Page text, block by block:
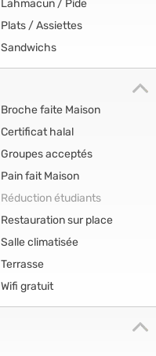
Lahmacun / Pide
Plats / Assiettes
Sandwichs
Broche faite Maison
Certificat halal
Groupes acceptés
Pain fait Maison
Réduction étudiants
Restauration sur place
Salle climatisée
Terrasse
Wifi gratuit